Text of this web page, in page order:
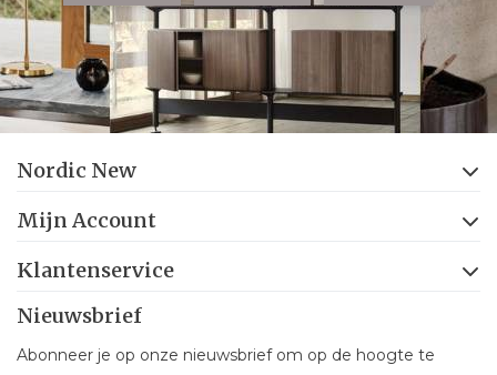
Nordic New
Mijn Account
Klantenservice
Nieuwsbrief
Abonneer je op onze nieuwsbrief om op de hoogte te